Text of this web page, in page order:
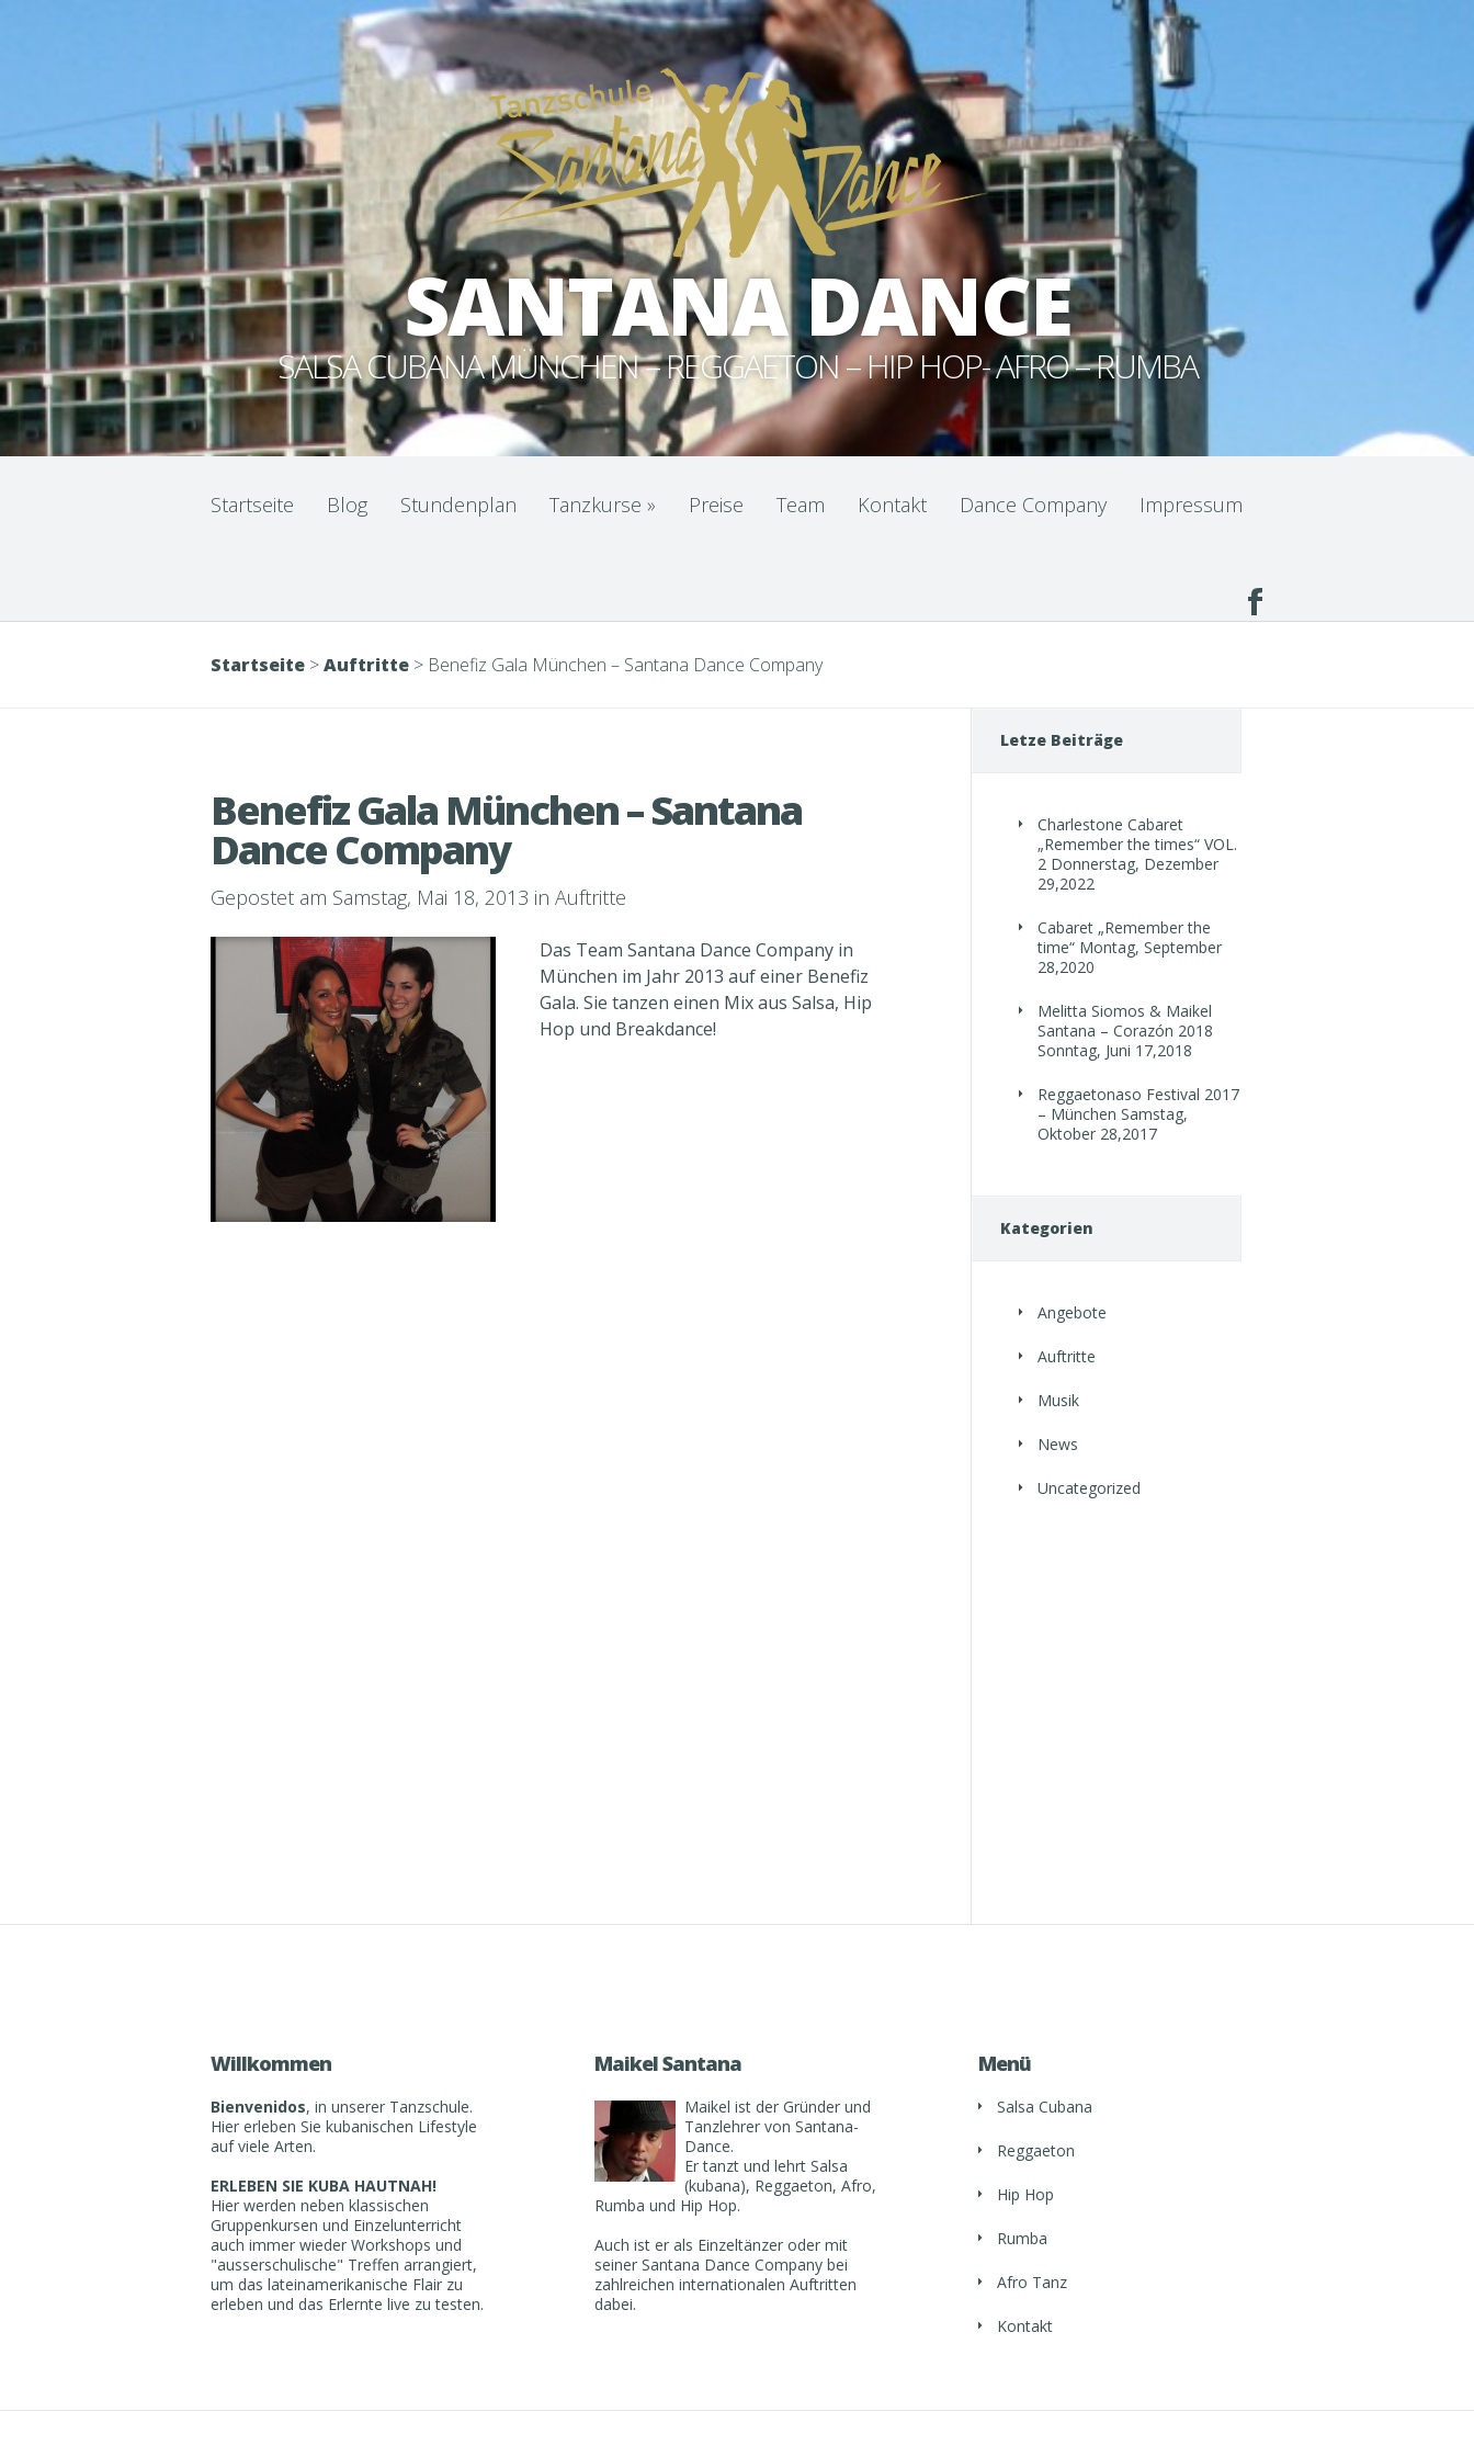
SANTANA DANCE
SALSA CUBANA MÜNCHEN – REGGAETON – HIP HOP- AFRO – RUMBA
Startseite Blog Stundenplan Tanzkurse » Preise Team Kontakt Dance Company Impressum
Startseite >Auftritte > Benefiz Gala München – Santana Dance Company
Benefiz Gala München – Santana
Dance Company
Gepostet am Samstag, Mai 18, 2013 in Auftritte
Das Team Santana Dance Company in
München im Jahr 2013 auf einer Benefiz
Gala. Sie tanzen einen Mix aus Salsa, Hip
Hop und Breakdance!
Letze Beiträge
Charlestone Cabaret
„Remember the times“ VOL.
2 Donnerstag, Dezember
29,2022
Cabaret „Remember the
time“ Montag, September
28,2020
Melitta Siomos & Maikel
Santana – Corazón 2018
Sonntag, Juni 17,2018
Reggaetonaso Festival 2017
– München Samstag,
Oktober 28,2017
Kategorien
Angebote
Auftritte
Musik
News
Uncategorized
Willkommen
Bienvenidos, in unserer Tanzschule.
Hier erleben Sie kubanischen Lifestyle
auf viele Arten.
ERLEBEN SIE KUBA HAUTNAH!
Hier werden neben klassischen
Gruppenkursen und Einzelunterricht
auch immer wieder Workshops und
"ausserschulische" Treffen arrangiert,
um das lateinamerikanische Flair zu
erleben und das Erlernte live zu testen.
Maikel Santana
Maikel ist der Gründer und
Tanzlehrer von Santana-
Dance.
Er tanzt und lehrt Salsa
(kubana), Reggaeton, Afro,
Rumba und Hip Hop.
Auch ist er als Einzeltänzer oder mit
seiner Santana Dance Company bei
zahlreichen internationalen Auftritten
dabei.
Menü
Salsa Cubana
Reggaeton
Hip Hop
Rumba
Afro Tanz
Kontakt